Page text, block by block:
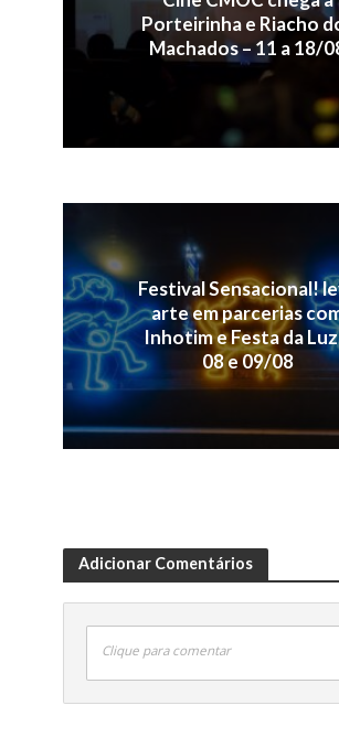
Porteirinha e Riacho
Machados – 11 a 18/
Festival Sensacional!
arte em parcerias
Inhotim e Festa da
08 e 09/08
Adicionar Comentários
Clique para comentar